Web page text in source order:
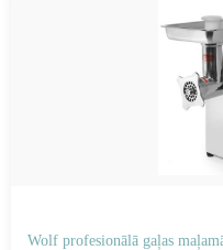
Wolf profesionālā gaļas